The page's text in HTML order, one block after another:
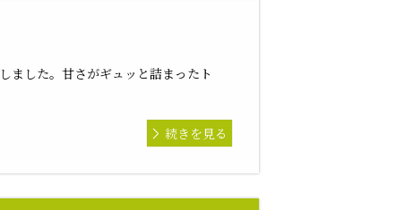
ました。甘さがギュッと詰まったト
続きを見る